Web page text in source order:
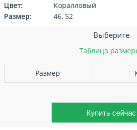
Цвет:
Коралловый
Размер:
46, 52
Выберите
Таблица
Размер